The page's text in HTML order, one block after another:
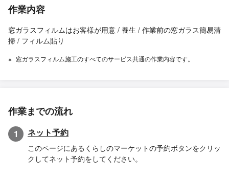
作業内容
窓ガラスフィルムはお客様が用意 / 養生 / 作業前の窓ガラス簡易清
掃 / フィルム貼り
窓ガラスフィルム施工のすべてのサービス共通の作業内容です。
作業までの流れ
1 ネット予約
このページにあるくらしのマーケットの予約ボタンをクリッ
クしてネット予約をしてください。